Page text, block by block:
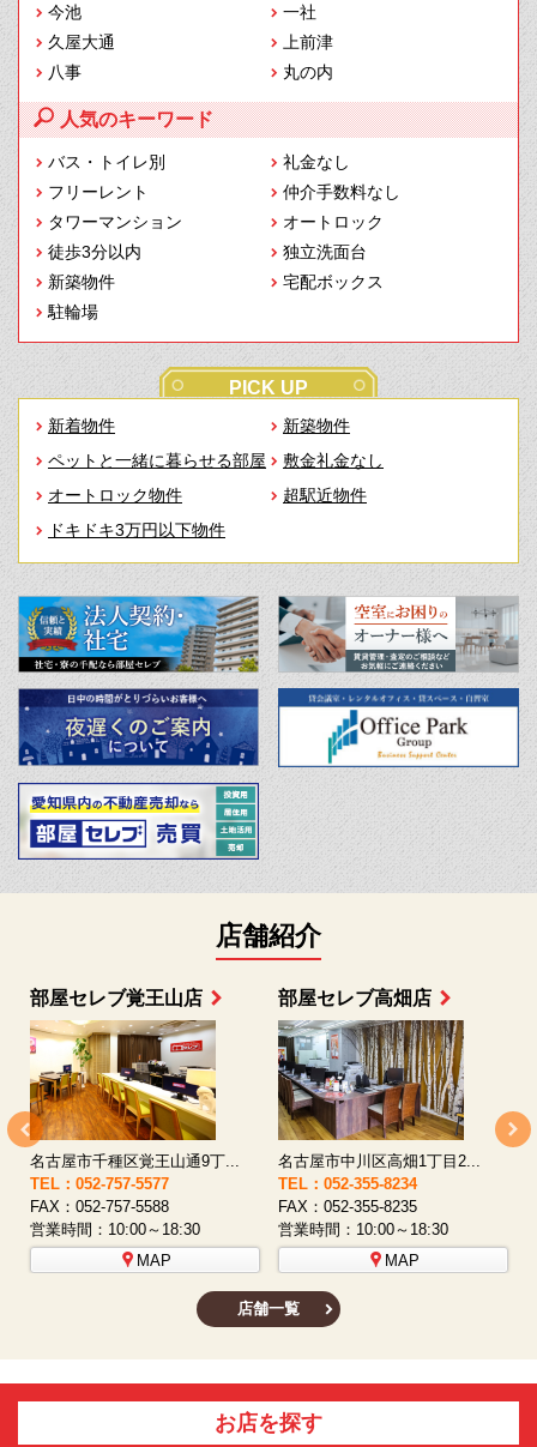
今池
一社
久屋大通
上前津
八事
丸の内
人気のキーワード
バス・トイレ別
礼金なし
フリーレント
仲介手数料なし
タワーマンション
オートロック
徒歩3分以内
独立洗面台
新築物件
宅配ボックス
駐輪場
PICK UP
新着物件
新築物件
ペットと一緒に暮らせる部屋
敷金礼金なし
オートロック物件
超駅近物件
ドキドキ3万円以下物件
店舗紹介
部屋セレブ上小田井店
名古屋市西区八筋町277 ...
TEL：052-508-5933
FAX：052-508-5930
営業時間：10:00～18:30
MAP
部屋セレブ中村店
名古屋市中村区太閤通9-1...
TEL：052-481-0853
FAX：052-481-3587
営業時間：10:00～18:30
MAP
店舗一覧
お店を探す